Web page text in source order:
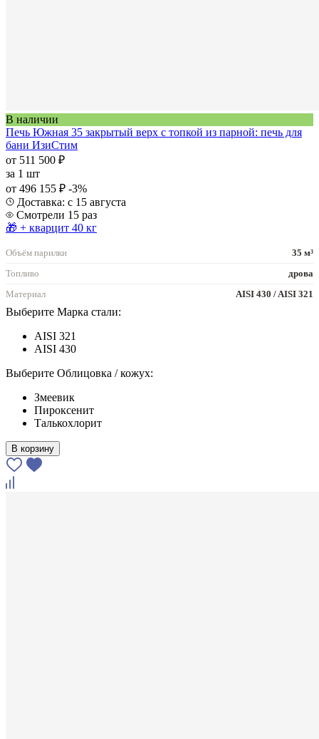
В наличии
Печь Южная 35 закрытый верх с топкой из парной: печь для
бани ИзиСтим
от 511 500 ₽
за 1 шт
от 496 155 ₽ -3%
Доставка: с 15 августа
Смотрели 15 раз
🎁 + кварцит 40 кг
Объём парилки
35 м³
Топливо
дрова
Материал
AISI 430 / AISI 321
Выберите Марка стали:
AISI 321
AISI 430
Выберите Облицовка / кожух:
Змеевик
Пироксенит
Талькохлорит
В корзину